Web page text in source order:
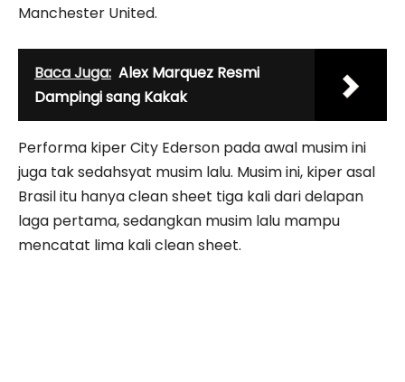
Manchester United.
Baca Juga: Alex Marquez Resmi
Dampingi sang Kakak
Performa kiper City Ederson pada awal musim ini
juga tak sedahsyat musim lalu. Musim ini, kiper asal
Brasil itu hanya clean sheet tiga kali dari delapan
laga pertama, sedangkan musim lalu mampu
mencatat lima kali clean sheet.